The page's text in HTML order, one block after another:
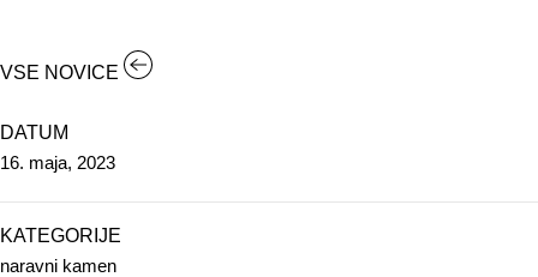
VSE NOVICE
DATUM
16. maja, 2023
KATEGORIJE
naravni kamen